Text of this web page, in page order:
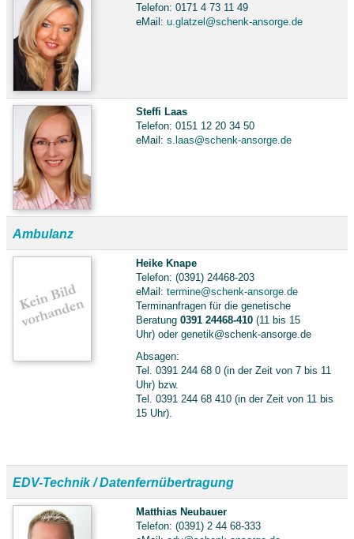
Telefon: 0171 4 73 11 49
eMail: u.glatzel@schenk-ansorge.de
Steffi Laas
Telefon: 0151 12 20 34 50
eMail: s.laas@schenk-ansorge.de
Ambulanz
Heike Knape
Telefon: (0391) 24468-203
eMail: termine@schenk-ansorge.de
Terminanfragen für die genetische
Beratung 0391 24468-410 (11 bis 15
Uhr) oder genetik@schenk-ansorge.de
Absagen:
Tel. 0391 244 68 0 (in der Zeit von 7 bis 11
Uhr) bzw.
Tel. 0391 244 68 410 (in der Zeit von 11 bis
15 Uhr).
EDV-Technik / Datenfernübertragung
Matthias Neubauer
Telefon: (0391) 2 44 68-333